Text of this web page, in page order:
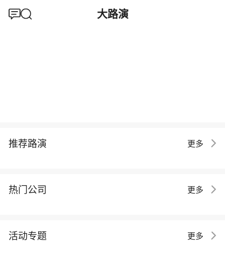
大路演
推荐路演 更多
热门公司 更多
活动专题 更多